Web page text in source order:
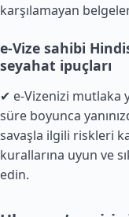
karşılamayan
e-Vize sahibi
seyahat ipuçları
✔ e-Vizenizi mutlaka
süre boyunca
savaşla ilgili riskleri
kurallarına uyun ve
edin.